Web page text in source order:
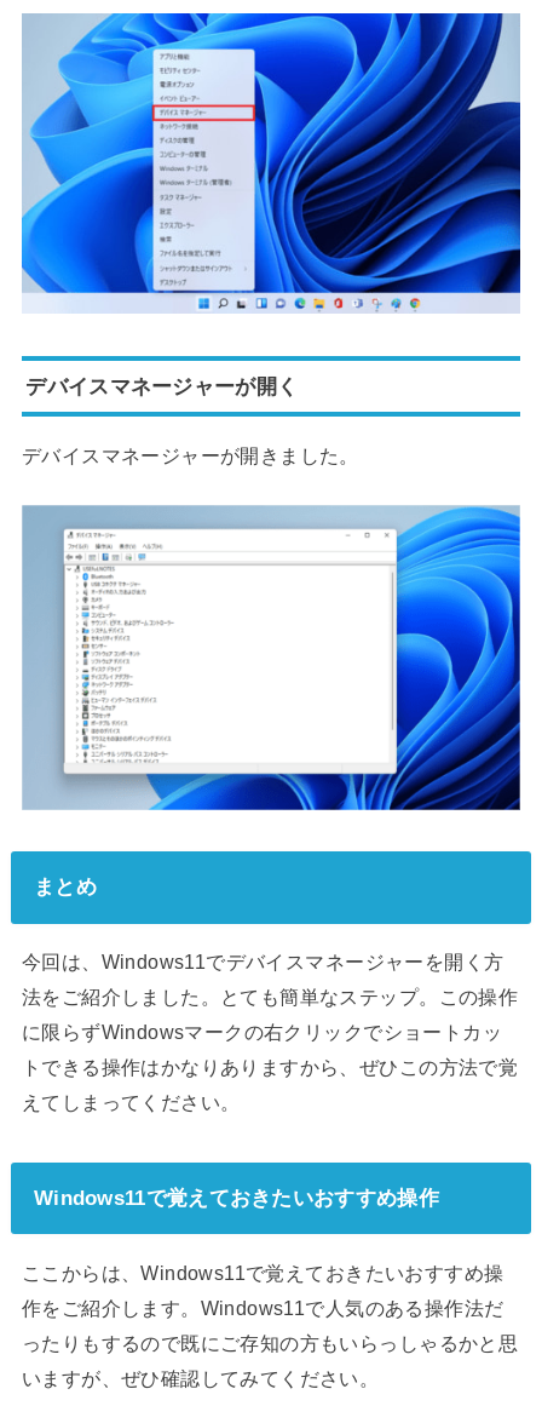
デバイスマネージャーが開く
デバイスマネージャーが開きました。
まとめ
今回は、Windows11でデバイスマネージャーを開く方
法をご紹介しました。とても簡単なステップ。この操作
に限らずWindowsマークの右クリックでショートカッ
トできる操作はかなりありますから、ぜひこの方法で覚
えてしまってください。
Windows11で覚えておきたいおすすめ操作
ここからは、Windows11で覚えておきたいおすすめ操
作をご紹介します。Windows11で人気のある操作法だ
ったりもするので既にご存知の方もいらっしゃるかと思
いますが、ぜひ確認してみてください。